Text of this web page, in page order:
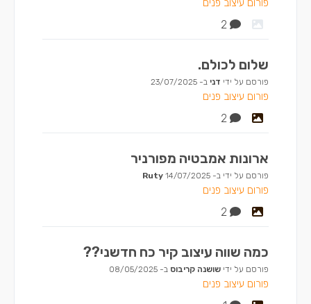
פורום עיצוב פנים
2
שלום לכולם.
פורסם על ידי דני ב- 23/07/2025
פורום עיצוב פנים
2
ארונות אמבטיה מפורניר
פורסם על ידי ‪Ruty ב- 14/07/2025
פורום עיצוב פנים
2
כמה שווה עיצוב קיר כח חדשני??
פורסם על ידי שושנה קריבוס ב- 08/05/2025
פורום עיצוב פנים